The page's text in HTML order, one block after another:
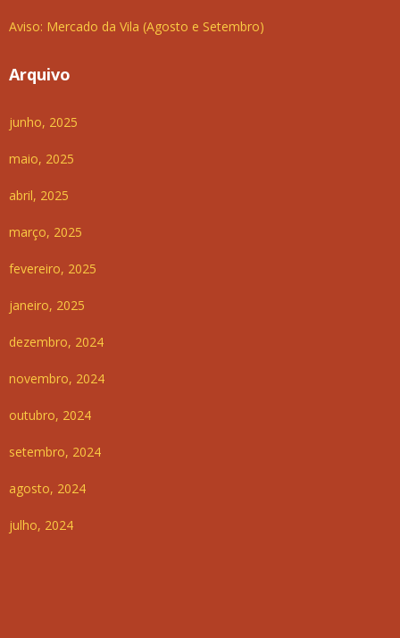
Aviso: Mercado da Vila (Agosto e Setembro)
Arquivo
junho, 2025
maio, 2025
abril, 2025
março, 2025
fevereiro, 2025
janeiro, 2025
dezembro, 2024
novembro, 2024
outubro, 2024
setembro, 2024
agosto, 2024
julho, 2024